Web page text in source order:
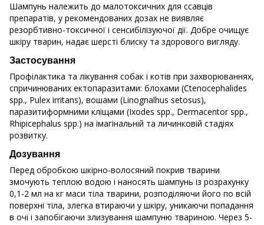
Шампунь належить до малотоксичних для ссавців
препаратів, у рекомендованих дозах не виявляє
резорбтивно-токсичної і сенсибілізуючої дії. Добре очищує
шкіру тварин, надає шерсті блиску та здорового вигляду.
Застосування
Профілактика та лікування собак і котів при захворюваннях,
спричинюваних ектопаразитами: блохами (Ctenocephalides
spp., Pulex irritans), вошами (Linognalhus setosus),
паразитиформними кліщами (Ixodes spp., Dermacentor spp.,
Rhipicephalus spp.) на імагінальній та личинковій стадіях
розвитку.
Дозування
Перед обробкою шкірно-волосяний покрив тварини
змочують теплою водою і наносять шампунь із розрахунку
0,1-2 мл на кг маси тіла тварини, розподіляючи його по всій
поверхні тіла, злегка втираючи у шкіру, уникаючи попадання
в очі і запобігаючи злизування шампуню твариною. Через 5-